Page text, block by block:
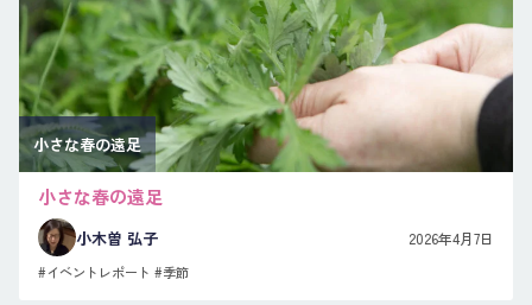
小さな春の遠足
小さな春の遠足
小木曽 弘子 2026年4月7日
#イベントレポート #季節